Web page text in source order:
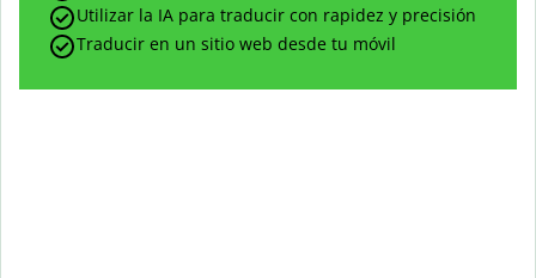
Utilizar la IA para traducir con rapidez y precisión
Traducir en un sitio web desde tu móvil